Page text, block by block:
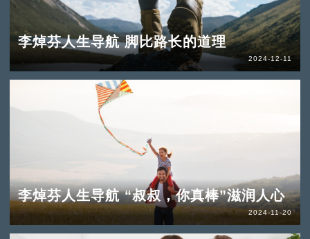
李焯芬人生导航 脚比路长的道理
2024-12-11
李焯芬人生导航 “叔叔，你真棒”滋润人心
2024-11-20